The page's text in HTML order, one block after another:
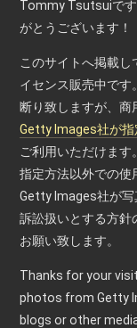
Tommy Tsutsuiです
がとうございます！
このサイトへ掲載
イセンス販売中です
断り致しますが、商
Getty Images社が
ご利用いただけます。
指定方法以外での使
Getty Images社が写
訴訟扱いとする方針
お願い致します。
Thanks for your
photos from Getty
blogs or other